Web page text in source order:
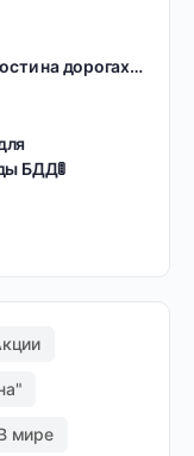
на дорогах…
БДД🚦
мире